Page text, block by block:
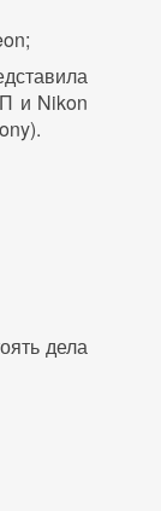
и Nikon
дела